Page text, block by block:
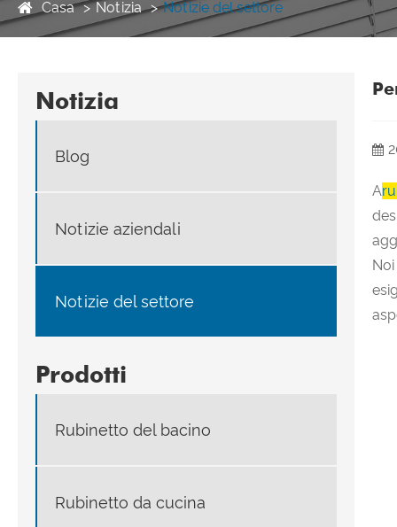
Casa Notizia Notizie del settore
Notizia
Blog
Notizie aziendali
Notizie del settore
Prodotti
Rubinetto del bacino
Rubinetto da cucina
A